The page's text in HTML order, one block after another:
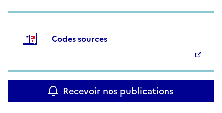
Codes sources
Recevoir nos publications